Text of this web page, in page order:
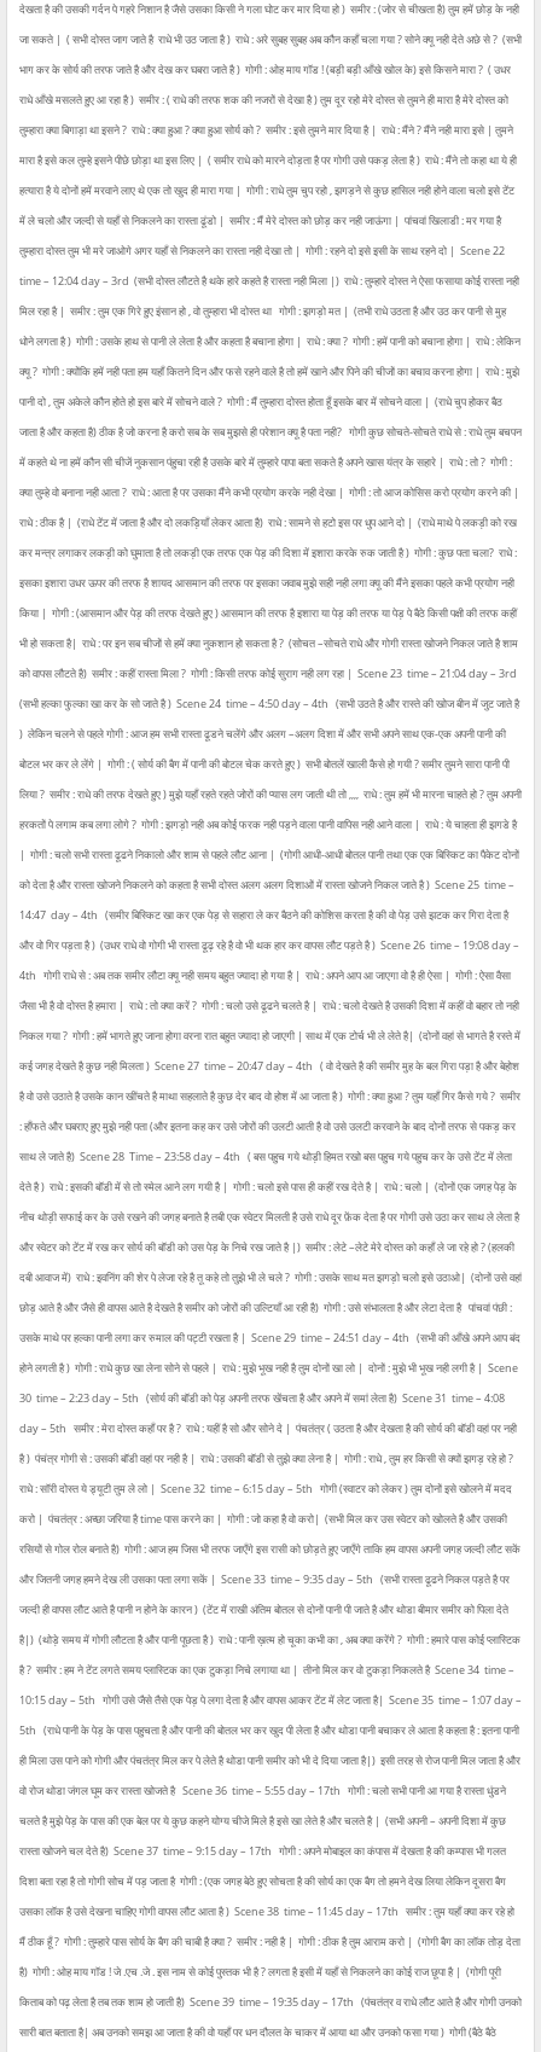
देखता है की उसकी गर्दन पे गहरे निशान है जैसे उसका किसी ने गला घोट कर मार दिया हो ) समीर : (जोर से चीखता है) तुम हमें छोड़ के नही
जा सकते | ( सभी दोस्त जाग जाते है राधे भी उठ जाता है ) राधे : अरे सुबह सुबह अब कौन कहाँ चला गया ? सोने क्यू नही देते अछे से ? (सभी
भाग कर के सोर्य की तरफ जाते है और देख कर घबरा जाते है ) गोगी : ओह माय गॉड ! (बड़ी बड़ी आँखे खोल के) इसे किसने मारा ? ( उधर
राधे आँखे मसलते हुए आ रहा है ) समीर : ( राधे की तरफ शक की नजरों से देखा है ) तुम दूर रहो मेरे दोस्त से तुमने ही मारा है मेरे दोस्त को
तुम्हारा क्या बिगाड़ा था इसने ? राधे : क्या हुआ ? क्या हुआ सोर्य को ? समीर : इसे तुमने मार दिया है | राधे : मैंने ? मैंने नही मारा इसे | तुमने
मारा है इसे कल तुम्हे इसने पीछे छोड़ा था इस लिए | ( समीर राधे को मारने दोड़ता है पर गोगी उसे पकड़ लेता है ) राधे : मैंने तो कहा था ये ही
हत्यारा है ये दोनों हमें मरवाने लाए थे एक तो खुद ही मारा गया | गोगी : राधे तुम चुप रहो , झगड़ने से कुछ हासिल नही होने वाला चलो इसे टेंट
में ले चलो और जल्दी से यहाँ से निकलने का रास्ता ढूंडो | समीर : मैं मेरे दोस्त को छोड़ कर नही जाऊंगा | पांचवां खिलाडी : मर गया है
तुम्हारा दोस्त तुम भी मरे जाओगे अगर यहाँ से निकलने का रास्ता नही देखा तो | गोगी : रहने दो इसे इसी के साथ रहने दो | Scene 22
time – 12:04 day – 3rd (सभी दोस्त लौटते है थके हारे कहते है रास्ता नही मिला |) राधे : तुम्हारे दोस्त ने ऐसा फसाया कोई रास्ता नही
मिल रहा है | समीर : तुम एक गिरे हुए इंसान हो , वो तुम्हारा भी दोस्त था गोगी : झगड़ो मत | (तभी राधे उठता है और उठ कर पानी से मुह
धोने लगता है ) गोगी : उसके हाथ से पानी ले लेता है और कहता है बचाना होगा | राधे : क्या ? गोगी : हमें पानी को बचाना होगा | राधे : लेकिन
क्यू ? गोगी : क्योंकि हमें नही पता हम यहाँ कितने दिन और फसे रहने वाले है तो हमें खाने और पिने की चीजों का बचाव करना होगा | राधे : मुझे
पानी दो , तुम अकेले कौन होते हो इस बारे में सोचने वाले ? गोगी : मैं तुम्हारा दोस्त होता हूँ इसके बार में सोचने वाला | (राधे चुप होकर बैठ
जाता है और कहता है) ठीक है जो करना है करो सब के सब मुझसे ही परेशान क्यू है पता नही? गोगी कुछ सोचते-सोचते राधे से : राधे तुम बचपन
में कहते थे ना हमें कौन सी चीजें नुकसान पंहुचा रही है उसके बारे में तुम्हारे पापा बता सकते है अपने खास यंत्र के सहारे | राधे : तो ? गोगी :
क्या तुम्हे वो बनाना नही आता ? राधे : आता है पर उसका मैंने कभी प्रयोग करके नही देखा | गोगी : तो आज कोसिस करो प्रयोग करने की |
राधे : ठीक है | (राधे टेंट में जाता है और दो लकड़ियाँ लेकर आता है) राधे : सामने से हटो इस पर धुप आने दो | (राधे माथे पे लकड़ी को रख
कर मन्त्र लगाकर लकड़ी को घुमाता है तो लकड़ी एक तरफ एक पेड़ की दिशा में इशारा करके रुक जाती है ) गोगी : कुछ पता चला? राधे :
इसका इशारा उधर ऊपर की तरफ है शायद आसमान की तरफ पर इसका जवाब मुझे सही नही लगा क्यू की मैंने इसका पहले कभी प्रयोग नही
किया | गोगी : (आसमान और पेड़ की तरफ देखते हुए ) आसमान की तरफ है इशारा या पेड़ की तरफ या पेड़ पे बैठे किसी पक्षी की तरफ कहीं
भी हो सकता है| राधे : पर इन सब चीजों से हमें क्या नुकशान हो सकता है ? (सोचत –सोचते राधे और गोगी रास्ता खोजने निकल जाते है शाम
को वापस लौटते है) समीर : कहीं रास्ता मिला ? गोगी : किसी तरफ कोई सुराग नही लग रहा | Scene 23 time – 21:04 day – 3rd
(सभी हल्का फुल्का खा कर के सो जाते है ) Scene 24 time – 4:50 day – 4th (सभी उठते है और रास्ते की खोज बीन में जुट जाते है
) लेकिन चलने से पहले गोगी : आज हम सभी रास्ता ढूडने चलेंगे और अलग –अलग दिशा में और सभी अपने साथ एक-एक अपनी पानी की
बोटल भर कर ले लेंगे | गोगी : ( सोर्य की बैग में पानी की बोटल चेक करते हुए ) सभी बोतलें खाली कैसे हो गयी ? समीर तुमने सारा पानी पी
लिया ? समीर : राधे की तरफ देखते हुए ) मुझे यहाँ रहते रहते जोरों की प्यास लग जाती थी तो ,,,, राधे : तुम हमें भी मारना चाहते हो ? तुम अपनी
हरकतों पे लगाम कब लगा लोगे ? गोगी : झगड़ो नही अब कोई फरक नही पड़ने वाला पानी वापिस नही आने वाला | राधे : ये चाहता ही झगडे है
| गोगी : चलो सभी रास्ता ढूढने निकालो और शाम से पहले लौट आना | (गोगी आधी-आधी बोतल पानी तथा एक एक बिस्किट का पैकेट दोनों
को देता है और रास्ता खोजने निकलने को कहता है सभी दोस्त अलग अलग दिशाओं में रास्ता खोजने निकल जाते है ) Scene 25 time –
14:47 day – 4th (समीर बिस्किट खा कर एक पेड़ से सहारा ले कर बैठने की कोशिस करता है की वो पेड़ उसे झटक कर गिरा देता है
और वो गिर पड़ता है ) (उधर राधे वो गोगी भी रास्ता ढूढ़ रहे है वो भी थक हार कर वापस लौट पड़ते है ) Scene 26 time – 19:08 day –
4th गोगी राधे से : अब तक समीर लौटा क्यू नही समय बहुत ज्यादा हो गया है | राधे : अपने आप आ जाएगा वो है ही ऐसा | गोगी : ऐसा वैसा
जैसा भी है वो दोस्त है हमारा | राधे : तो क्या करें ? गोगी : चलो उसे ढूढने चलते है | राधे : चलो देखते है उसकी दिशा में कहीं वो बहार तो नही
निकल गया ? गोगी : हमें भागते हुए जाना होगा वरना रात बहुत ज्यादा हो जाएगी | साथ में एक टोर्च भी ले लेते है| (दोनों वहां से भागते है रस्ते में
कई जगह देखते है कुछ नही मिलता ) Scene 27 time – 20:47 day – 4th ( वो देखते है की समीर मुह के बल गिरा पड़ा है और बेहोश
है वो उसे उठाते है उसके कान खींचते है माथा सहलाते है कुछ देर बाद वो होश में आ जाता है ) गोगी : क्या हुआ ? तुम यहाँ गिर कैसे गये ? समीर
: हाँफते और घबराए हुए मुझे नही पता (और इतना कह कर उसे जोरों की उलटी आती है वो उसे उलटी करवाने के बाद दोनों तरफ से पकड़ कर
साथ ले जाते है) Scene 28 Time – 23:58 day – 4th ( बस पहुच गये थोड़ी हिमत रखो बस पहुच गये पहुच कर के उसे टेंट में लेता
देते है ) राधे : इसकी बॉडी में से तो स्मेल आने लग गयी है | गोगी : चलो इसे पास ही कहीं रख देते है | राधे : चलो | (दोनों एक जगह पेड़ के
नीच थोड़ी सफाई कर के उसे रखने की जगह बनाते है तबी एक स्वेटर मिलती है उसे राधे दूर फ़ेंक देता है पर गोगी उसे उठा कर साथ ले लेता है
और स्वेटर को टेंट में रख कर सोर्य की बॉडी को उस पेड़ के निचे रख जाते है |) समीर : लेटे –लेटे मेरे दोस्त को कहाँ ले जा रहे हो ? (हलकी
दबी आवाज में) राधे : इवनिंग की शेर पे लेजा रहे है तू कहे तो तुझे भी ले चले ? गोगी : उसके साथ मत झगड़ो चलो इसे उठाओ| (दोनों उसे वहां
छोड़ आते है और जैसे ही वापस आते है देखते है समीर को जोरों की उल्टियाँ आ रही है) गोगी : उसे संभालता है और लेटा देता है पांचवां पंछी :
उसके माथे पर हल्का पानी लगा कर रुमाल की पट्टी रखता है | Scene 29 time – 24:51 day – 4th (सभी की आँखे अपने आप बंद
होने लगती है ) गोगी : राधे कुछ खा लेना सोने से पहले | राधे : मुझे भूख नही है तुम दोनों खा लो | दोनों : मुझे भी भूख नही लगी है | Scene
30 time – 2:23 day – 5th (सोर्य की बॉडी को पेड़ अपनी तरफ खेंचता है और अपने में समां लेता है) Scene 31 time – 4:08
day – 5th समीर : मेरा दोस्त कहाँ पर है ? राधे : यहीं है सो और सोने दे | पंचतंत्र ( उठता है और देखता है की सोर्य की बॉडी वहां पर नही
है ) पंचंत्र गोगी से : उसकी बॉडी वहां पर नही है | राधे : उसकी बॉडी से तुझे क्या लेना है | गोगी : राधे , तुम हर किसी से क्यों झगड़ रहे हो ?
राधे : सॉरी दोस्त ये ड्यूटी तुम ले लो | Scene 32 time – 6:15 day – 5th गोगी (स्वाटर को लेकर ) तुम दोनों इसे खोलने में मदद
करो | पंचतंत्र : अच्छा जरिया है time पास करने का | गोगी : जो कहा है वो करो| (सभी मिल कर उस स्वेटर को खोलते है और उसकी
रसियों से गोल रोल बनाते है) गोगी : आज हम जिस भी तरफ जाएँगे इस रासी को छोड़ते हुए जाएँगे ताकि हम वापस अपनी जगह जल्दी लौट सकें
और जितनी जगह हमने देख ली उसका पता लगा सकें | Scene 33 time – 9:35 day – 5th (सभी रास्ता ढूढने निकल पड़ते है पर
जल्दी ही वापस लौट आते है पानी न होने के कारन ) (टेंट में राखी अंतिम बोतल से दोनों पानी पी जाते है और थोडा बीमार समीर को पिला देते
है|) (थोड़े समय में गोगी लौटता है और पानी पूछता है ) राधे : पानी ख़त्म हो चूका कभी का , अब क्या करेंगे ? गोगी : हमारे पास कोई प्लास्टिक
है ? समीर : हम ने टेंट लगते समय प्लास्टिक का एक टुकड़ा निचे लगाया था | तीनो मिल कर वो टुकड़ा निकलते है Scene 34 time –
10:15 day – 5th गोगी उसे जैसे तैसे एक पेड़ पे लगा देता है और वापस आकर टेंट में लेट जाता है| Scene 35 time – 1:07 day –
5th (राधे पानी के पेड़ के पास पहुचता है और पानी की बोतल भर कर खुद पी लेता है और थोडा पानी बचाकर ले आता है कहता है : इतना पानी
ही मिला उस पाने को गोगी और पंचतंत्र मिल कर पे लेते है थोडा पानी समीर को भी दे दिया जाता है|) इसी तरह से रोज पानी मिल जाता है और
वो रोज थोडा जंगल घूम कर रास्ता खोजते है Scene 36 time – 5:55 day – 17th गोगी : चलो सभी पानी आ गया है रास्ता धुंडने
चलते है मुझे पेड़ के पास की एक बेल पर ये कुछ कहने योग्य चीजे मिले है इसे खा लेते है और चलते है | (सभी अपनी – अपनी दिशा में कुछ
रास्ता खोजने चल देते है) Scene 37 time – 9:15 day – 17th गोगी : अपने मोबाइल का कंपास में देखता है की कम्पास भी गलत
दिशा बता रहा है तो गोगी सोच में पड़ जाता है गोगी : (एक जगह बेठे हुए सोचता है की सोर्य का एक बैग तो हमने देख लिया लेकिन दूसरा बैग
उसका लॉक है उसे देखना चाहिए गोगी वापस लौट आता है ) Scene 38 time – 11:45 day – 17th समीर : तुम यहाँ क्या कर रहे हो
मैं ठीक हूँ ? गोगी : तुम्हारे पास सोर्य के बैग की चाबी है क्या ? समीर : नही है | गोगी : ठीक है तुम आराम करो | (गोगी बैग का लॉक तोड़ देता
है) गोगी : ओह माय गॉड ! जे .एच .जे . इस नाम से कोई पुस्तक भी है ? लगता है इसी में यहाँ से निकलने का कोई राज छूपा है | (गोगी पूरी
किताब को पढ़ लेता है तब तक शाम हो जाती है) Scene 39 time – 19:35 day – 17th (पंचतंत्र व राधे लौट आते है और गोगी उनको
सारी बात बताता है| अब उनको समझ आ जाता है की वो यहाँ पर धन दौलत के चाकर में आया था और उनको फसा गया ) गोगी (बैठे बैठे